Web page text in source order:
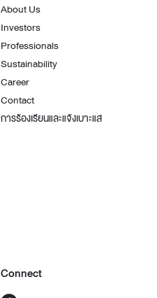
About Us
Investors
Professionals
Sustainability
Career
Contact
การร้องเรียนและแจ้งเบาะแส
Connect